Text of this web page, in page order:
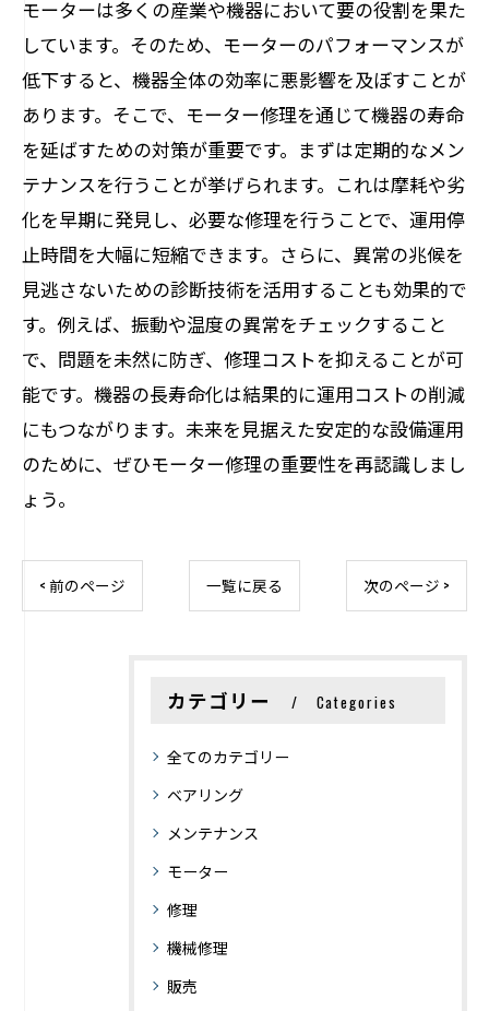
モーターは多くの産業や機器において要の役割を果た
しています。そのため、モーターのパフォーマンスが
低下すると、機器全体の効率に悪影響を及ぼすことが
あります。そこで、モーター修理を通じて機器の寿命
を延ばすための対策が重要です。まずは定期的なメン
テナンスを行うことが挙げられます。これは摩耗や劣
化を早期に発見し、必要な修理を行うことで、運用停
止時間を大幅に短縮できます。さらに、異常の兆候を
見逃さないための診断技術を活用することも効果的で
す。例えば、振動や温度の異常をチェックすること
で、問題を未然に防ぎ、修理コストを抑えることが可
能です。機器の長寿命化は結果的に運用コストの削減
にもつながります。未来を見据えた安定的な設備運用
のために、ぜひモーター修理の重要性を再認識しまし
ょう。
< 前のページ 一覧に戻る 次のページ >
カテゴリー Categories
全てのカテゴリー
ベアリング
メンテナンス
モーター
修理
機械修理
販売